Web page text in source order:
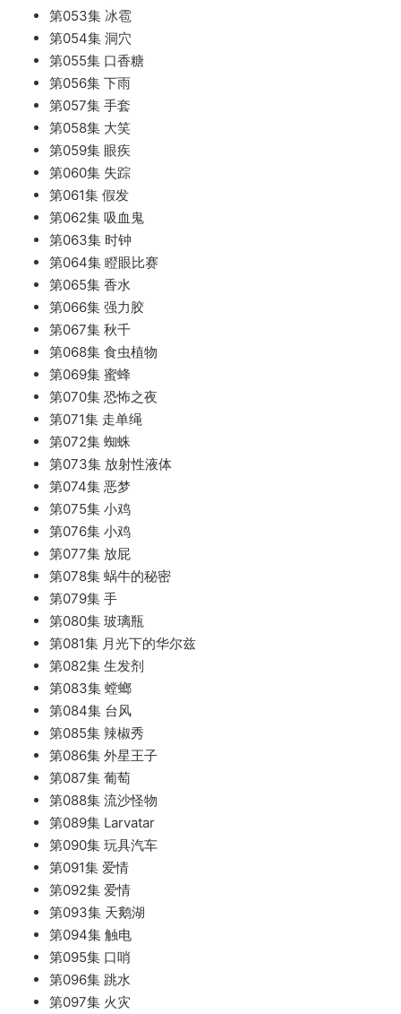
第053集 冰雹
第054集 洞穴
第055集 口香糖
第056集 下雨
第057集 手套
第058集 大笑
第059集 眼疾
第060集 失踪
第061集 假发
第062集 吸血鬼
第063集 时钟
第064集 瞪眼比赛
第065集 香水
第066集 强力胶
第067集 秋千
第068集 食虫植物
第069集 蜜蜂
第070集 恐怖之夜
第071集 走单绳
第072集 蜘蛛
第073集 放射性液体
第074集 恶梦
第075集 小鸡
第076集 小鸡
第077集 放屁
第078集 蜗牛的秘密
第079集 手
第080集 玻璃瓶
第081集 月光下的华尔兹
第082集 生发剂
第083集 螳螂
第084集 台风
第085集 辣椒秀
第086集 外星王子
第087集 葡萄
第088集 流沙怪物
第089集 Larvatar
第090集 玩具汽车
第091集 爱情
第092集 爱情
第093集 天鹅湖
第094集 触电
第095集 口哨
第096集 跳水
第097集 火灾